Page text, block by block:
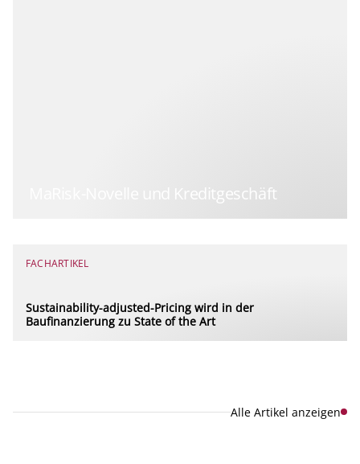
MaRisk-Novelle und Kreditgeschäft
FACHARTIKEL
Sustainability-adjusted-Pricing wird in der
Baufinanzierung zu State of the Art
Alle Artikel anzeigen